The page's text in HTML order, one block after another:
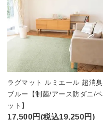
ラグマット ルミエール 超消臭
ブルー【制菌/アース防ダニ/ペ
ット】
17,500円(税込19,250円)